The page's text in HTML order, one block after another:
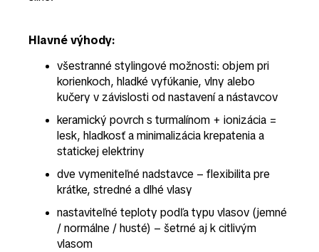
Hlavné výhody:
všestranné stylingové možnosti: objem pri
korienkoch, hladké vyfúkanie, vlny alebo
kučery v závislosti od nastavení a nástavcov
keramický povrch s turmalínom + ionizácia =
lesk, hladkosť a minimalizácia krepatenia a
statickej elektriny
dve vymeniteľné nadstavce – flexibilita pre
krátke, stredné a dlhé vlasy
nastaviteľné teploty podľa typu vlasov (jemné
/ normálne / husté) – šetrné aj k citlivým
vlasom